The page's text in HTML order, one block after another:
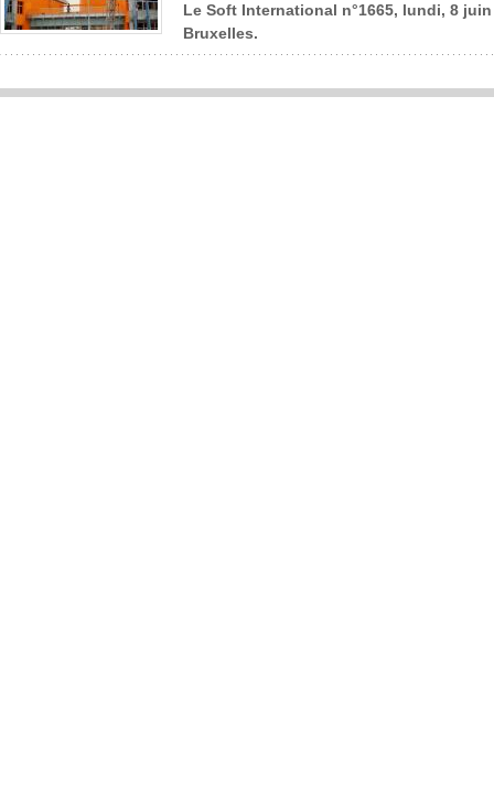
Le Soft International n°1665, lundi, 8
Bruxelles.